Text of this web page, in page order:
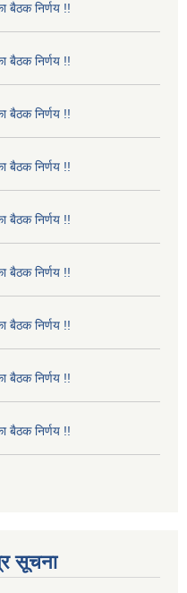
बैठक निर्णय !!
बैठक निर्णय !!
बैठक निर्णय !!
बैठक निर्णय !!
बैठक निर्णय !!
बैठक निर्णय !!
बैठक निर्णय !!
बैठक निर्णय !!
बैठक निर्णय !!
सूचना